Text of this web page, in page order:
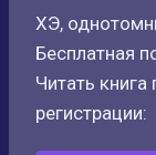
ХЭ,
Бесплатная
Читать
регистрации: